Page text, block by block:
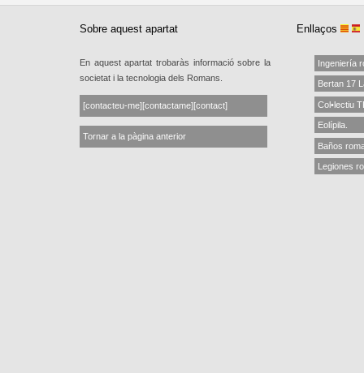
Sobre aquest apartat
En aquest apartat trobaràs informació sobre la
societat i la tecnologia dels Romans.
[contacteu-me][contactame][contact]
Tornar a la pàgina anterior
Enllaços
Ingeniería
Bertan 17
Col•lectiu
Eolípila.
Baños
Legiones